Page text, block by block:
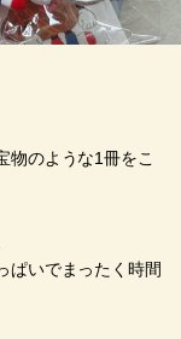
物のような1冊をこ
ぱいでまったく時間